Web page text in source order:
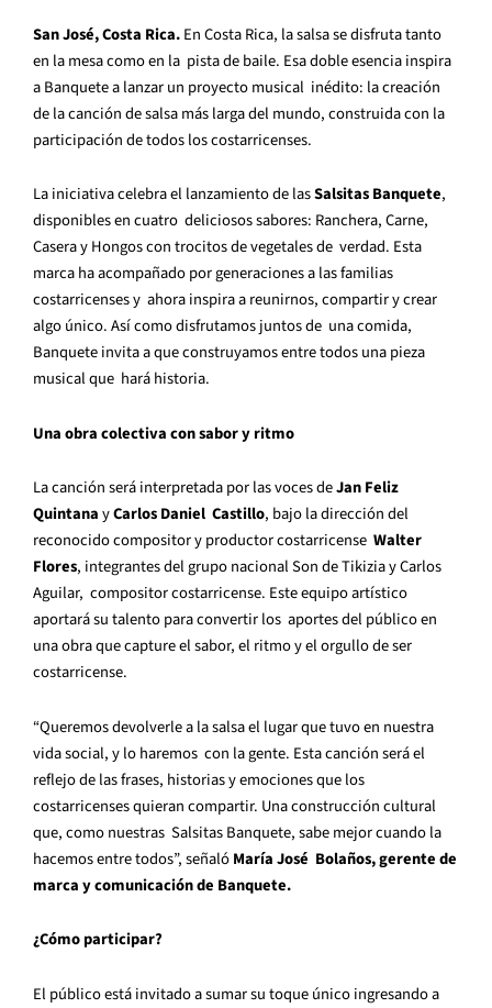
San José, Costa Rica.En Costa Rica, la salsa se disfruta tanto
en la mesa como en la pista de baile. Esa doble esencia inspira
a Banquete a lanzar un proyecto musical inédito: la creación
de la canción de salsa más larga del mundo, construida con la
participación de todos los costarricenses.
La iniciativa celebra el lanzamiento de lasSalsitas Banquete,
disponibles en cuatro deliciosos sabores: Ranchera, Carne,
Casera y Hongos con trocitos de vegetales de verdad. Esta
marca ha acompañado por generaciones a las familias
costarricenses y ahora inspira a reunirnos, compartir y crear
algo único. Así como disfrutamos juntos de una comida,
Banquete invita a que construyamos entre todos una pieza
musical que hará historia.
Una obra colectiva con sabor y ritmo
La canción será interpretada por las voces deJan Feliz
QuintanayCarlos Daniel Castillo, bajo la dirección del
reconocido compositor y productor costarricense Walter
Flores, integrantes del grupo nacional Son de Tikizia y Carlos
Aguilar, compositor costarricense. Este equipo artístico
aportará su talento para convertir los aportes del público en
una obra que capture el sabor, el ritmo y el orgullo de ser
costarricense.
“Queremos devolverle a la salsa el lugar que tuvo en nuestra
vida social, y lo haremos con la gente. Esta canción será el
reflejo de las frases, historias y emociones que los
costarricenses quieran compartir. Una construcción cultural
que, como nuestras Salsitas Banquete, sabe mejor cuando la
hacemos entre todos”, señalóMaría José Bolaños, gerente de
marca y comunicación de Banquete.
¿Cómo participar?
El público está invitado a sumar su toque único ingresando a